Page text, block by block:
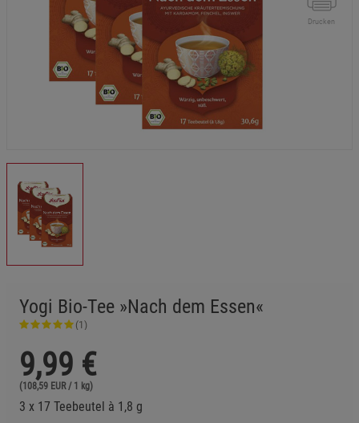
Drucken
Yogi Bio-Tee »Nach dem Essen«
(1)
9,99 €
(108,59 EUR / 1 kg)
3 x 17 Teebeutel à 1,8 g